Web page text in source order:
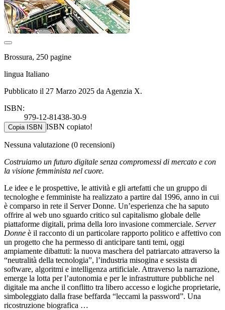
Brossura, 250 pagine
lingua Italiano
Pubblicato il 27 Marzo 2025 da Agenzia X.
ISBN:
979-12-81438-30-9
Copia ISBN ISBN copiato!
Nessuna valutazione (0 recensioni)
Costruiamo un futuro digitale senza compromessi di mercato e con
la visione femminista nel cuore.
Le idee e le prospettive, le attività e gli artefatti che un gruppo di
tecnologhe e femministe ha realizzato a partire dal 1996, anno in cui
è comparso in rete il Server Donne. Un’esperienza che ha saputo
offrire al web uno sguardo critico sul capitalismo globale delle
piattaforme digitali, prima della loro invasione commerciale. Server
Donne è il racconto di un particolare rapporto politico e affettivo con
un progetto che ha permesso di anticipare tanti temi, oggi
ampiamente dibattuti: la nuova maschera del patriarcato attraverso la
“neutralità della tecnologia”, l’industria misogina e sessista di
software, algoritmi e intelligenza artificiale. Attraverso la narrazione,
emerge la lotta per l’autonomia e per le infrastrutture pubbliche nel
digitale ma anche il conflitto tra libero accesso e logiche proprietarie,
simboleggiato dalla frase beffarda “leccami la password”. Una
ricostruzione biografica …